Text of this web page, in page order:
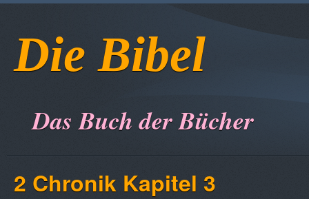
Die Bibel
Das Buch der Bücher
2 Chronik Kapitel 3